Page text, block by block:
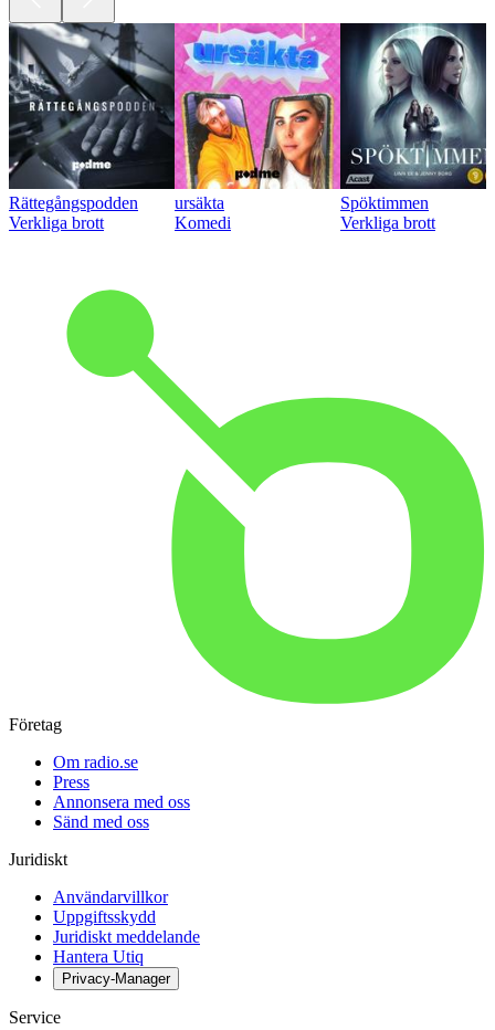
Rättegångspodden
Verkliga brott
ursäkta
Komedi
Spöktimmen
Verkliga brott
Företag
Om radio.se
Press
Annonsera med oss
Sänd med oss
Juridiskt
Användarvillkor
Uppgiftsskydd
Juridiskt meddelande
Hantera Utiq
Privacy-Manager
Service